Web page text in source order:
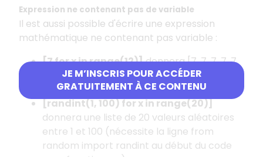
JE M’INSCRIS POUR ACCÉDER
GRATUITEMENT À CE CONTENU
Expression ne contenant pas de variable
Il est aussi possible d'écrire une expression
mathématique ne contenant pas variable :
[7 for x in range(12)]donnera [7, 7, 7, 7, 7,
7, 7, 7, 7, 7, 7, 7], soit une liste de 12 nombres
[randint(1, 100) for x in range(20)]
donnera une liste de 20 valeurs aléatoires
entre 1 et 100 (nécessite la ligne from
random import randint au début du code